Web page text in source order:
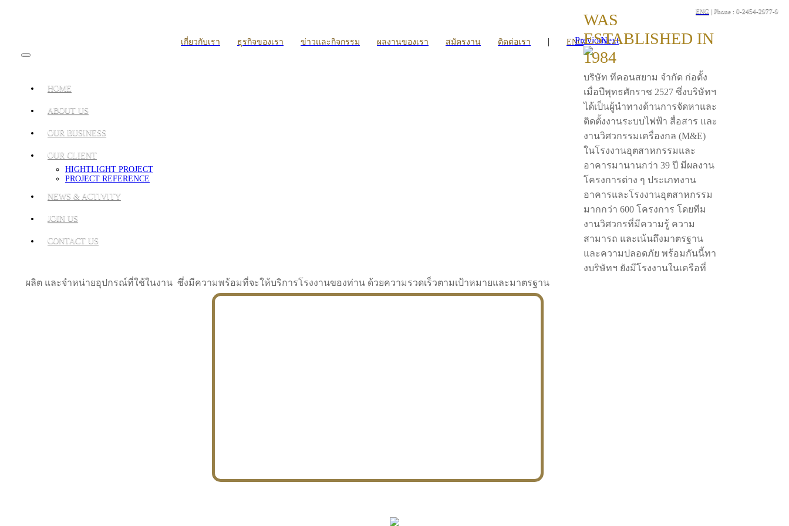
ENG | Phone : 0-2454-2977-9
เกี่ยวกับเรา ธุรกิจของเรา ข่าวและกิจกรรม ผลงานของเรา สมัครงาน ติดต่อเรา | ENG
HOME
ABOUT US
OUR BUSINESS
OUR CLIENT
HIGHTLIGHT PROJECT
PROJECT REFERENCE
NEWS & ACTIVITY
JOIN US
CONTACT US
PreviousNext
WAS
ESTABLISHED IN
1984
บริษัท ทีคอนสยาม จำกัด ก่อตั้ง
เมื่อปีพุทธศักราช 2527 ซึ่งบริษัทฯ
ได้เป็นผู้นำทางด้านการจัดหาและ
ติดตั้งงานระบบไฟฟ้า สื่อสาร และ
งานวิศวกรรมเครื่องกล (M&E)
ในโรงงานอุตสาหกรรมและ
อาคารมานานกว่า 39 ปี มีผลงาน
โครงการต่าง ๆ ประเภทงาน
อาคารและโรงงานอุตสาหกรรม
มากกว่า 600 โครงการ โดยทีม
งานวิศวกรที่มีความรู้ ความ
สามารถ และเน้นถึงมาตรฐาน
และความปลอดภัย พร้อมกันนี้ทา
งบริษัทฯ ยังมีโรงงานในเครือที่
ผลิต และจำหน่ายอุปกรณ์ที่ใช้ในงาน ซึ่งมีความพร้อมที่จะให้บริการโรงงานของท่าน ด้วยความรวดเร็วตามเป้าหมายและมาตรฐาน